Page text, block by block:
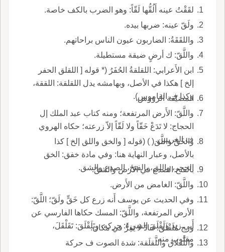
لقَقْتُ عينه أَلُقُّها لَقّاً: وهو الضرب بالكف خاصة.
ولَقّ عينه: ضربها بيده.
واللقَقَةُ: الضاربون عيون الناس براحاتهم.
واللَّقّ: ك أرضٍ ضيقة مستطيلة.
ابن الأَعرابي: اللقلقةُ الحُفَرُ (* قوله [ اللقلق الحفر
إلخ ] هكذا في الأصل، وبهامشه يدل اللقلقة: اللققة،
وكذا ف القاموس).
المضيّقة الرؤوس.
واللَّقّ: الأَرض المرتفعة؛ ومنه كتاب عبد الملك إل
الحجاج: لا تَدَعْ خَقّاً ولا لَقّاً إلاّ زرعته؛ حكاه الهروي
ف الغريبين.
والخَقّ واللَّق( ) (قوله [ والخق واللق إلخ ] كذا
بالأصل، وعبار النهاية هنا: وفي مادة خفق: الخق
الجحر، واللق، بالفتح، الصدع والشق.
بالفتح الصدع في الأرض والشقّ.
واللَّقّ: الغامض من الأَرض.
وفي الحديث عن يوسف أَنه زرع كل خَقٍّ ولَقّ؛ اللَّقّ:
الأرض المرتفعة، واللَّقّ: المسك حكاها الفارسي عن
أَبي زيد ولَقْلَقَ الشيءَ: حركه، وتَلَقْلَقَ: تَقَلْقَلَ،
مقلوب منه.
ورج مُلَقْلَق: حادّ لا يَقِرُّ في مكان.
واللَّقلاق واللَّقلَقة: شدة الصوت ف حركة